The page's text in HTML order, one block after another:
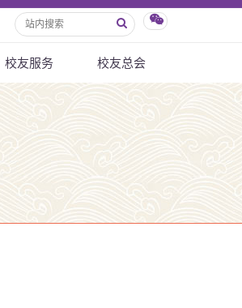
校友服务 校友总会